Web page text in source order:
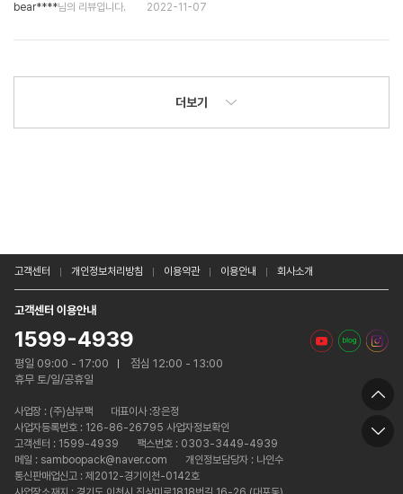
bear****님의 리뷰입니다. 2022-11-07
더보기
고객센터 개인정보처리방침 이용약관 이용안내 회사소개
고객센터 이용안내
1599-4939
평일 09:00 - 17:00
점심 12:00 - 13:00
휴무 토/일/공휴일
사업장 : (주)삼부팩
대표이사 :장은정
사업자등록번호 : 126-86-26795 사업자정보확인
고객센터 : 1599-4939
팩스번호 : 0303-3449-4939
메일 : samboopack@naver.com
개인정보담당자 : 나인수
통신판매업신고 : 제2012-경기이천-0142호